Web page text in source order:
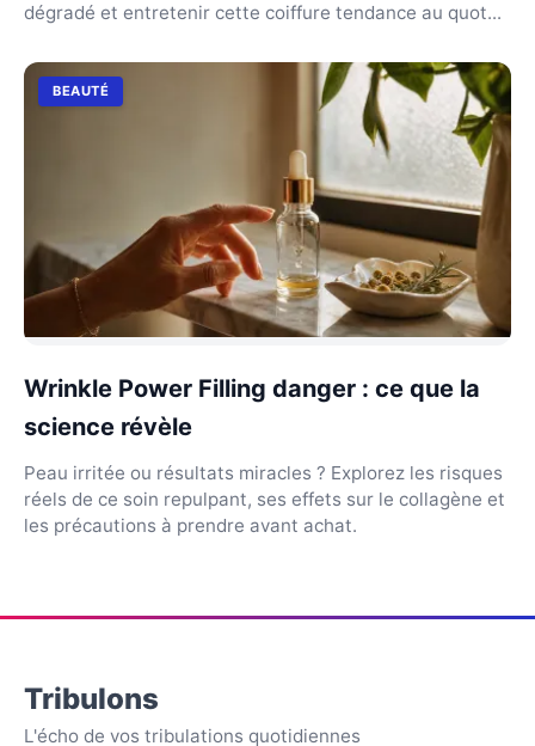
dégradé et entretenir cette coiffure tendance au quot...
BEAUTÉ
Wrinkle Power Filling danger : ce que la
science révèle
Peau irritée ou résultats miracles ? Explorez les risques
réels de ce soin repulpant, ses effets sur le collagène et
les précautions à prendre avant achat.
Tribulons
L'écho de vos tribulations quotidiennes